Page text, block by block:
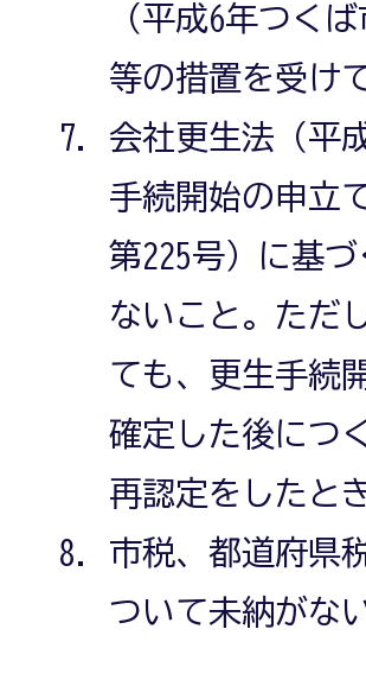
（平成6年つく
等の措置を受け
会社更生法（平
手続開始の申立
第225号）に基
ないこと。ただ
ても、更生手続
確定した後につ
再認定をしたと
市税、都道府県
ついて未納がな